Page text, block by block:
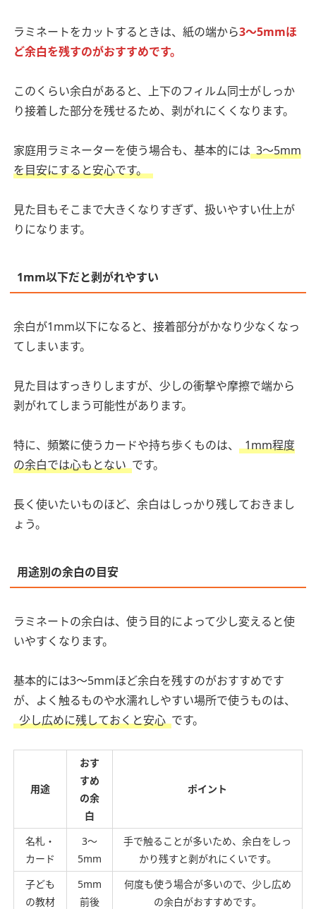
ラミネートをカットするときは、紙の端から3〜5mmほ
ど余白を残すのがおすすめです。
このくらい余白があると、上下のフィルム同士がしっか
り接着した部分を残せるため、剥がれにくくなります。
家庭用ラミネーターを使う場合も、基本的には 3〜5mm
を目安にすると安心です。
見た目もそこまで大きくなりすぎず、扱いやすい仕上が
りになります。
1mm以下だと剥がれやすい
余白が1mm以下になると、接着部分がかなり少なくなっ
てしまいます。
見た目はすっきりしますが、少しの衝撃や摩擦で端から
剥がれてしまう可能性があります。
特に、頻繁に使うカードや持ち歩くものは、
1mm程度
の余白では心もとない です。
長く使いたいものほど、余白はしっかり残しておきまし
ょう。
用途別の余白の目安
ラミネートの余白は、使う目的によって少し変えると使
いやすくなります。
基本的には3〜5mmほど余白を残すのがおすすめです
が、よく触るものや水濡れしやすい場所で使うものは、
少し広めに残しておくと安心 です。
用途
おす
すめ
の余
白
ポイント
名札・
カード
3〜
5mm
手で触ることが多いため、余白をしっ
かり残すと剥がれにくいです。
子ども
の教材
5mm
前後
何度も使う場合が多いので、少し広め
の余白がおすすめです。